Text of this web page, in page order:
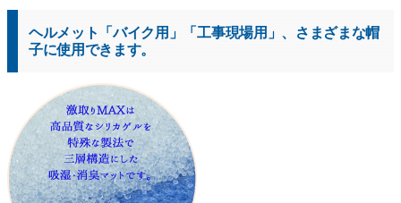
ヘルメット「バイク用」「工事現場用」、さまざまな帽
子に使用できます。